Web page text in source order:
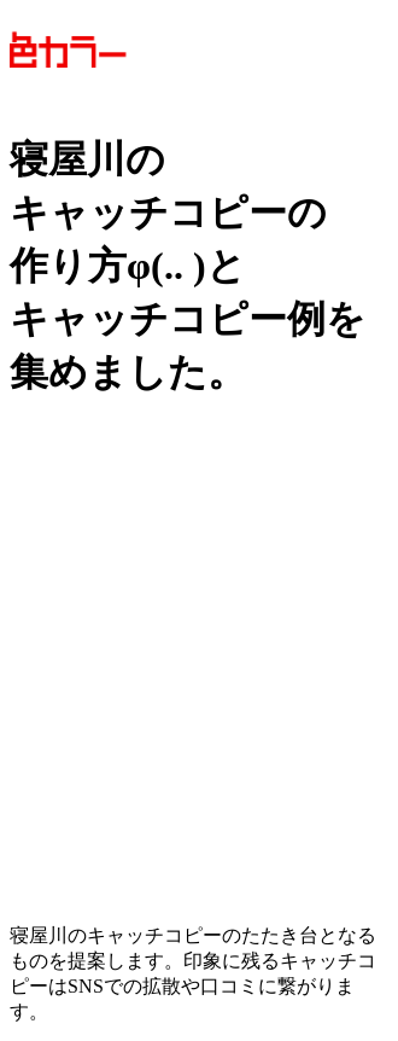
寝屋川の
キャッチコピーの
作り方φ(.. )と
キャッチコピー例を
集めました。
寝屋川のキャッチコピーのたたき台となる
ものを提案します。印象に残るキャッチコ
ピーはSNSでの拡散や口コミに繋がりま
す。